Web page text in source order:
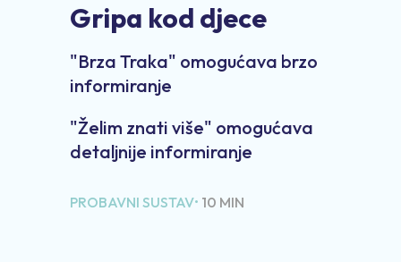
Gripa kod djece
"Brza Traka" omogućava brzo
informiranje
"Želim znati više" omogućava
detaljnije informiranje
PROBAVNI SUSTAV• 10 MIN